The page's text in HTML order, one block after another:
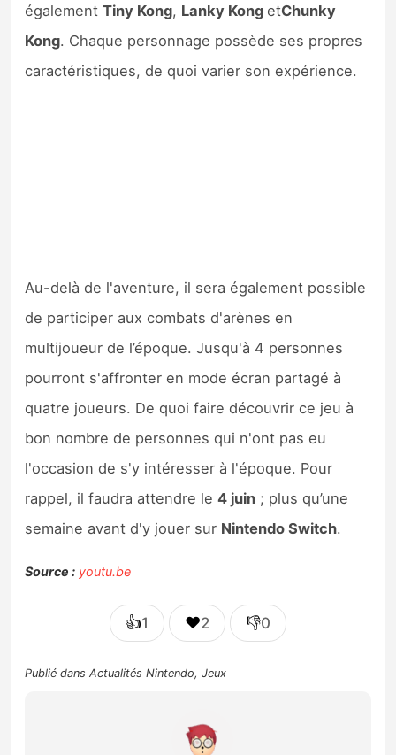
égalementTiny Kong, Lanky KongetChunky
Kong. Chaque personnage possède ses propres
caractéristiques, de quoi varier son expérience.
Au-delà de l'aventure, il sera également possible
de participer aux combats d'arènes en
multijoueur de l’époque. Jusqu'à 4 personnes
pourront s'affronter en mode écran partagé à
quatre joueurs. De quoi faire découvrir ce jeu à
bon nombre de personnes qui n'ont pas eu
l'occasion de s'y intéresser à l'époque. Pour
rappel, il faudra attendre le4 juin ; plus qu’une
semaine avant d'y jouer sur Nintendo Switch.
Source : youtu.be
👍1 ❤️2 👎0
Publié dansActualités Nintendo,Jeux